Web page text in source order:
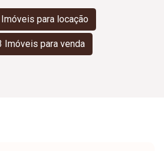
para locação
Imóveis para venda